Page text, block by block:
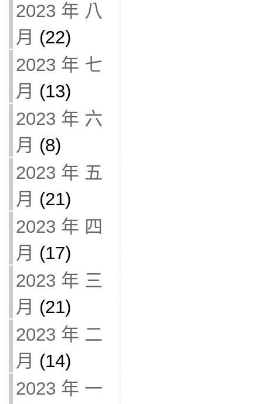
2023 年 八
月 (22)
2023 年 七
月 (13)
2023 年 六
月 (8)
2023 年 五
月 (21)
2023 年 四
月 (17)
2023 年 三
月 (21)
2023 年 二
月 (14)
2023 年 一